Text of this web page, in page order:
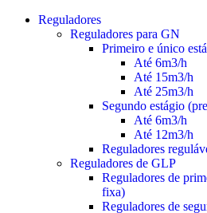
Reguladores
Reguladores para GN
Primeiro e único
Até 6m3/h
Até 15m3/h
Até 25m3/h
Segundo estágio
Até 6m3/h
Até 12m3/h
Reguladores
Reguladores de GLP
Reguladores de
fixa)
Reguladores de